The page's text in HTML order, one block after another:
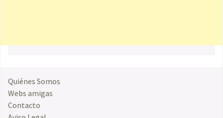
Quiénes Somos
Webs amigas
Contacto